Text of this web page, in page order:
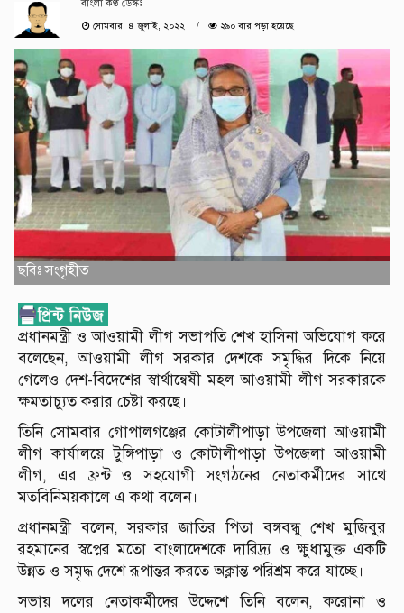
বাংলা কণ্ঠ ডেস্কঃ
সোমবার, ৪ জুলাই, ২০২২
২৯০ বার পড়া হয়েছে
ছবিঃ সংগৃহীত
প্রধানমন্ত্রী ও আওয়ামী লীগ সভাপতি শেখ হাসিনা অভিযোগ করে
বলেছেন, আওয়ামী লীগ সরকার দেশকে সমৃদ্ধির দিকে নিয়ে
গেলেও দেশ-বিদেশের স্বার্থান্বেষী মহল আওয়ামী লীগ সরকারকে
ক্ষমতাচ্যুত করার চেষ্টা করছে।
তিনি সোমবার গোপালগঞ্জের কোটালীপাড়া উপজেলা আওয়ামী
লীগ কার্যালয়ে টুঙ্গিপাড়া ও কোটালীপাড়া উপজেলা আওয়ামী
লীগ, এর ফ্রন্ট ও সহযোগী সংগঠনের নেতাকর্মীদের সাথে
মতবিনিময়কালে এ কথা বলেন।
প্রধানমন্ত্রী বলেন, সরকার জাতির পিতা বঙ্গবন্ধু শেখ মুজিবুর
রহমানের স্বপ্নের মতো বাংলাদেশকে দারিদ্র্য ও ক্ষুধামুক্ত একটি
উন্নত ও সমৃদ্ধ দেশে রূপান্তর করতে অক্লান্ত পরিশ্রম করে যাচ্ছে।
সভায় দলের নেতাকর্মীদের উদ্দেশে তিনি বলেন, করোনা ও